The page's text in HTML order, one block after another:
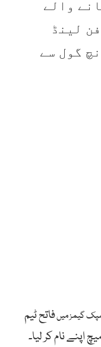
والے
لینڈ
گول سے
گیمز میںفاتح ٹیم